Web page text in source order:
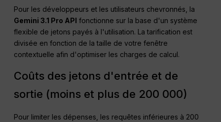
Pour les développeurs et les utilisateurs chevronnés, la
Gemini 3.1 Pro API fonctionne sur la base d'un système
flexible de jetons payés à l'utilisation. La tarification est
divisée en fonction de la taille de votre fenêtre
contextuelle afin d'optimiser les charges de calcul.
Coûts des jetons d'entrée et de
sortie (moins et plus de 200 000)
Pour limiter les dépenses, les requêtes inférieures à 200